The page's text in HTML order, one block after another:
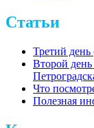
Статьи
Третий
Второй день
Что
Полезная